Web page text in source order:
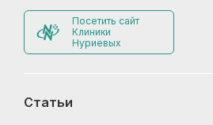
Посетить сайт
Клиники
Нуриевых
Статьи